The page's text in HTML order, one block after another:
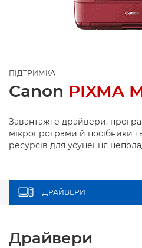
ПІДТРИМКА
Canon PIXMA
Завантажте драйвери,
мікропрограми й посібники
ресурсів для усунення
ДРАЙВЕРИ
Драйвери